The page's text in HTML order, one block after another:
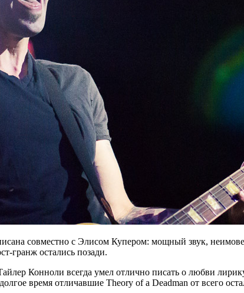
совместно с Элисом Купером: мощный звук,
гранж остались позади.
Конноли всегда умел отлично писать о любви
время отличавшие Theory of a Deadman от всего